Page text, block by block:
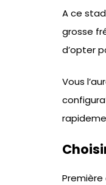
A ce
grosse
d’opter
Vous
Première